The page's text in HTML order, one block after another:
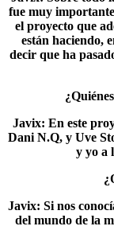
fue muy
el proyecto que
están haciendo,
decir que ha
Javix: En este
Dani N.Q, y Uve
y yo a
Javix: Si nos
del mundo de la